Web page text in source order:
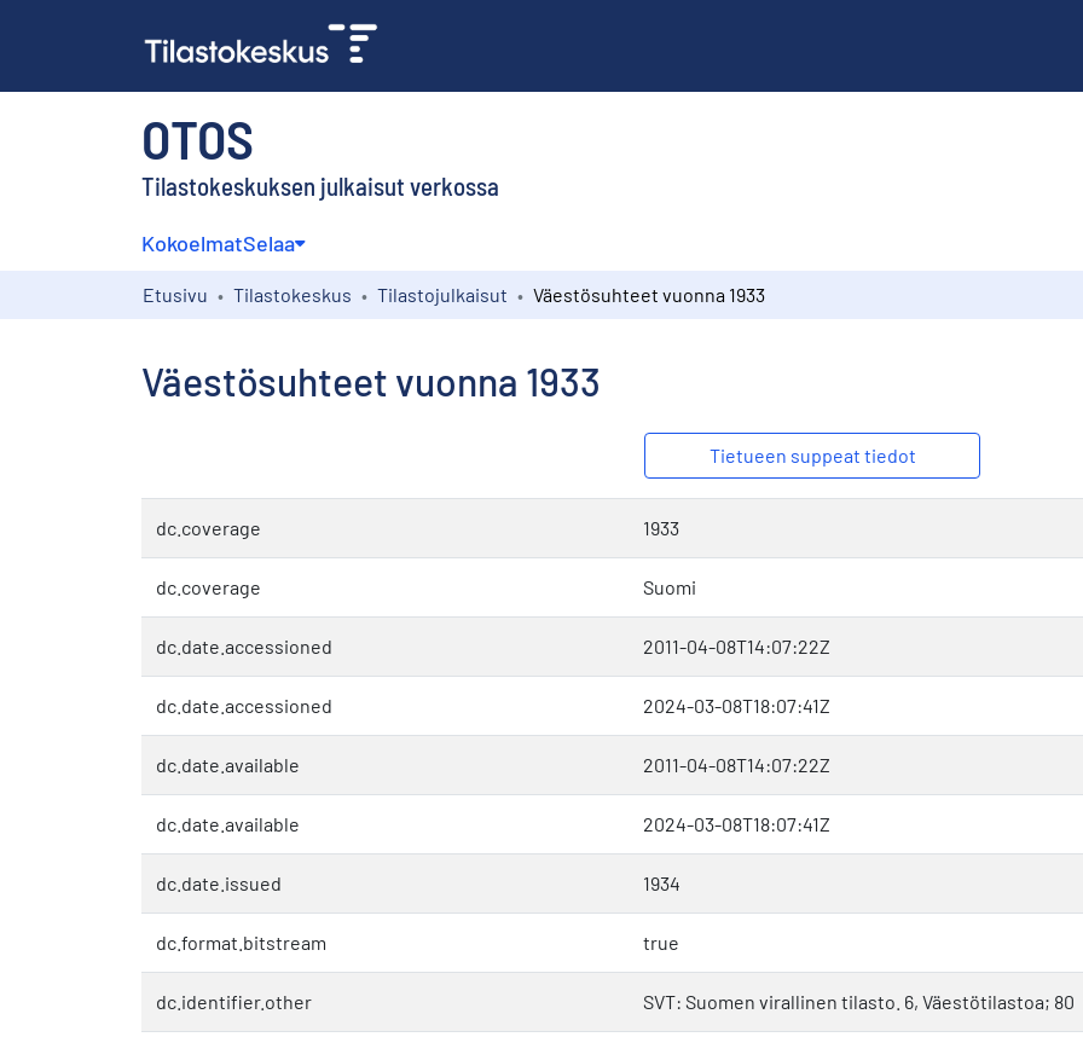
OTOS
Tilastokeskuksen julkaisut verkossa
KokoelmatSelaa
Etusivu Tilastokeskus Tilastojulkaisut Väestösuhteet vuonna 1933
Väestösuhteet vuonna 1933
Tietueen suppeat tiedot
dc.coverage 1933
dc.coverage Suomi
dc.date.accessioned 2011-04-08T14:07:22Z
dc.date.accessioned 2024-03-08T18:07:41Z
dc.date.available 2011-04-08T14:07:22Z
dc.date.available 2024-03-08T18:07:41Z
dc.date.issued 1934
dc.format.bitstream true
dc.identifier.other SVT: Suomen virallinen tilasto. 6, Väestötilastoa; 80